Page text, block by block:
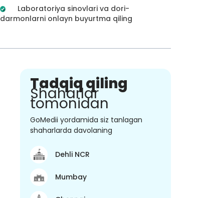
Laboratoriya sinovlari va dori-
darmonlarni onlayn buyurtma qiling
Tadqiq qiling
Shaharlar
tomonidan
GoMedii yordamida siz tanlagan
shaharlarda davolaning
Dehli NCR
Mumbay